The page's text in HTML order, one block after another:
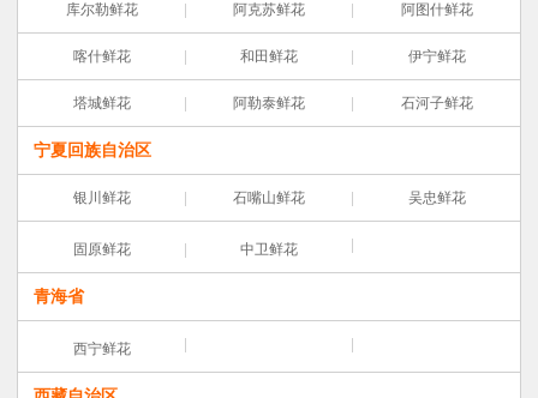
库尔勒鲜花 阿克苏鲜花 阿图什鲜花
喀什鲜花 和田鲜花 伊宁鲜花
塔城鲜花 阿勒泰鲜花 石河子鲜花
宁夏回族自治区
银川鲜花 石嘴山鲜花 吴忠鲜花
固原鲜花 中卫鲜花
青海省
西宁鲜花